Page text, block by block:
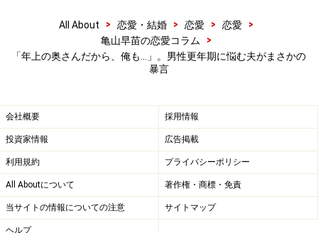
「更年期だとわかれば気が楽になるかと思ったら、それ
はそれでショックだったみたい。ホルモン療法をしなが
げんかになったりもしました。何かあっても自分で責任
をとろうとしない、人のせいにする彼の性格が浮き彫り
になって、離婚すると大騒ぎになったこともあります」
今年になってようやく夫は気持ちが落ち着いてきたよう
だが、あのころの暴言をマドカさんに謝ろうとはしな
All About > 恋愛・結婚 > 恋愛 > 恋愛
>
亀山早苗の恋愛コラム
>
「年上の奥さんだから、俺も…」。男性更年期に悩む夫がまさかの
暴言
会社概要 採用情報
投資家情報 広告掲載
利用規約 プライバシーポリシー
All Aboutについて 著作権・商標・免責
当サイトの情報についての注意 サイトマップ
ヘルプ